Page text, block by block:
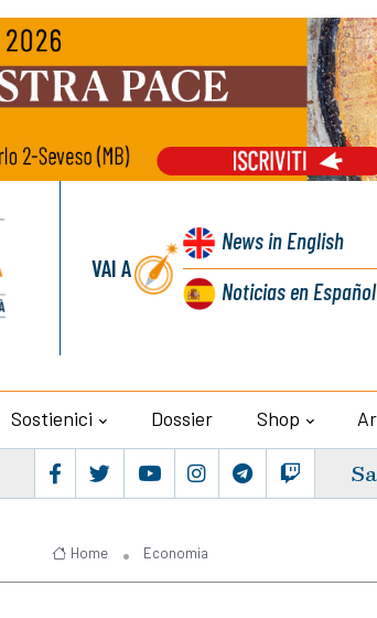
VAI A
Newsin English
Noticiasen Español
Sostienici Dossier Shop
Home Economia